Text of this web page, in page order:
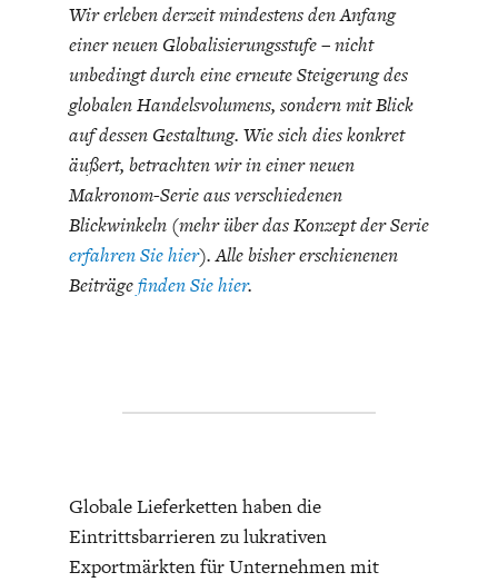
INDUSTRIEPOLITIK
CIRCULAR ECONOMY
ENERGIE & UMWELT
ENTWICKLUNGSPOLITIK
Wir erleben derzeit mindestens den Anfang
einer neuen Globalisierungsstufe – nicht
unbedingt durch eine erneute Steigerung des
globalen Handelsvolumens, sondern mit Blick
auf dessen Gestaltung. Wie sich dies konkret
äußert, betrachten wir in einer neuen
Makronom-Serie aus verschiedenen
Blickwinkeln (mehr über das Konzept der Serie
erfahren Sie hier). Alle bisher erschienenen
Beiträgefinden Sie hier.
Globale Lieferketten haben die
Eintrittsbarrieren zu lukrativen
Exportmärkten für Unternehmen mit